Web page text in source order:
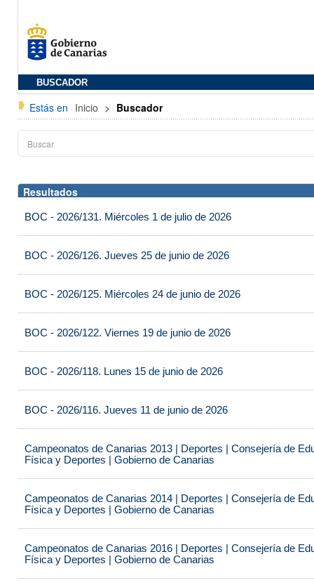
BUSCADOR
Estás en Inicio > Buscador
Resultados
BOC - 2026/131. Miércoles 1 de julio de 2026
BOC - 2026/126. Jueves 25 de junio de 2026
BOC - 2026/125. Miércoles 24 de junio de 2026
BOC - 2026/122. Viernes 19 de junio de 2026
BOC - 2026/118. Lunes 15 de junio de 2026
BOC - 2026/116. Jueves 11 de junio de 2026
Campeonatos de Canarias 2013 | Deportes | Consejería de
Física y Deportes | Gobierno de Canarias
Campeonatos de Canarias 2014 | Deportes | Consejería de
Física y Deportes | Gobierno de Canarias
Campeonatos de Canarias 2016 | Deportes | Consejería de
Física y Deportes | Gobierno de Canarias